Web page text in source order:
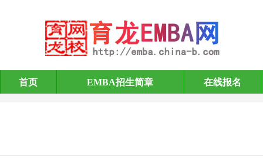
EMBA招生简章
首页 EMBA招生简章 在线报名